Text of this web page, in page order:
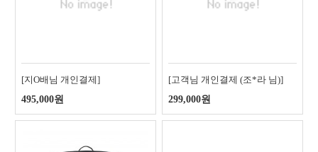
[지O배님 개인결제]
495,000원
[고객님 개인결제 (조*라 님)]
299,000원